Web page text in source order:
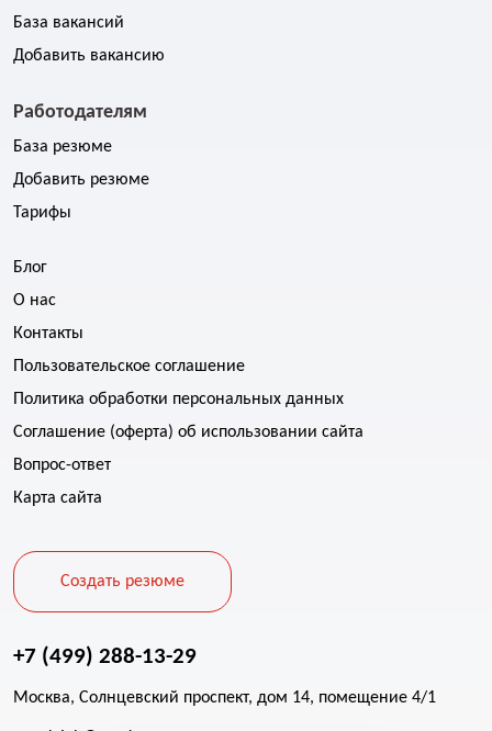
База вакансий
Добавить вакансию
Работодателям
База резюме
Добавить резюме
Тарифы
Блог
О нас
Контакты
Пользовательское соглашение
Политика обработки персональных данных
Соглашение (оферта) об использовании сайта
Вопрос-ответ
Карта сайта
Создать резюме
+7 (499) 288-13-29
Москва, Солнцевский проспект, дом 14, помещение 4/1